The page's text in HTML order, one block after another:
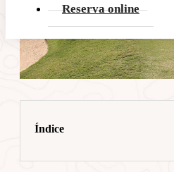
Reserva online
Índice